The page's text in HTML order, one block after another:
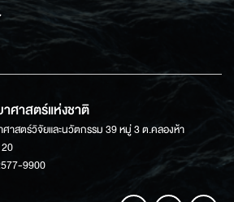
าสตร์แห่งชาติ
าสตร์วิจัยและนวัตกรรม 39 หมู่ 3 ต.คลองห้า
9900